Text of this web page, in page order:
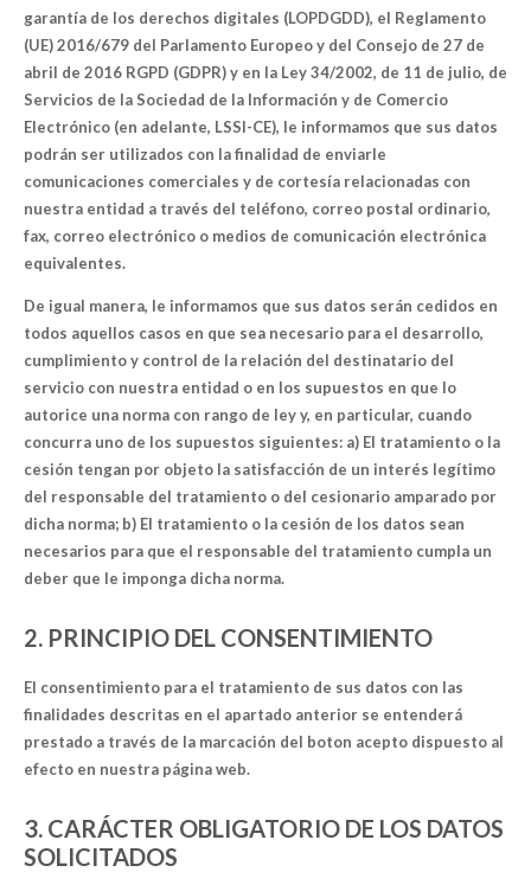
garantía de los derechos digitales (LOPDGDD), el Reglamento
(UE) 2016/679 del Parlamento Europeo y del Consejo de 27 de
abril de 2016 RGPD (GDPR) y en la Ley 34/2002, de 11 de julio, de
Servicios de la Sociedad de la Información y de Comercio
Electrónico (en adelante, LSSI-CE), le informamos que sus datos
podrán ser utilizados con la finalidad de enviarle
comunicaciones comerciales y de cortesía relacionadas con
nuestra entidad a través del teléfono, correo postal ordinario,
fax, correo electrónico o medios de comunicación electrónica
equivalentes.
De igual manera, le informamos que sus datos serán cedidos en
todos aquellos casos en que sea necesario para el desarrollo,
cumplimiento y control de la relación del destinatario del
servicio con nuestra entidad o en los supuestos en que lo
autorice una norma con rango de ley y, en particular, cuando
concurra uno de los supuestos siguientes: a) El tratamiento o la
cesión tengan por objeto la satisfacción de un interés legítimo
del responsable del tratamiento o del cesionario amparado por
dicha norma; b) El tratamiento o la cesión de los datos sean
necesarios para que el responsable del tratamiento cumpla un
deber que le imponga dicha norma.
2. PRINCIPIO DEL CONSENTIMIENTO
El consentimiento para el tratamiento de sus datos con las
finalidades descritas en el apartado anterior se entenderá
prestado a través de la marcación del boton acepto dispuesto al
efecto en nuestra página web.
3. CARÁCTER OBLIGATORIO DE LOS DATOS
SOLICITADOS